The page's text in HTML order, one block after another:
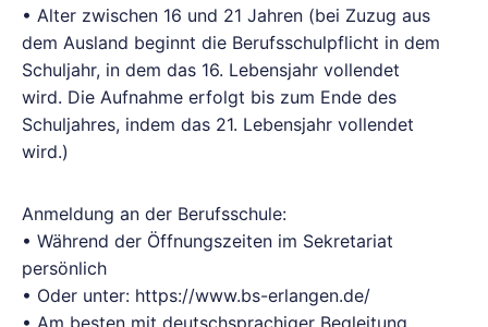
• Alter zwischen 16 und 21 Jahren (bei Zuzug aus
dem Ausland beginnt die Berufsschulpflicht in dem
Schuljahr, in dem das 16. Lebensjahr vollendet
wird. Die Aufnahme erfolgt bis zum Ende des
Schuljahres, indem das 21. Lebensjahr vollendet
wird.)
Anmeldung an der Berufsschule:
• Während der Öffnungszeiten im Sekretariat
persönlich
• Oder unter: https://www.bs-erlangen.de/
• Am besten mit deutschsprachiger Begleitung